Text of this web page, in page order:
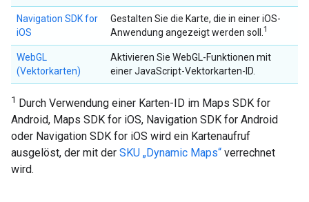
Navigation SDK for
iOS
Gestalten Sie die Karte, die in einer iOS-
Anwendung angezeigt werden soll. 1
WebGL
(Vektorkarten)
Aktivieren Sie WebGL-Funktionen mit
einer JavaScript-Vektorkarten-ID.
1 Durch Verwendung einer Karten-ID im Maps SDK for
Android, Maps SDK for iOS, Navigation SDK for Android
oder Navigation SDK for iOS wird ein Kartenaufruf
ausgelöst, der mit der SKU „Dynamic Maps“ verrechnet
wird.